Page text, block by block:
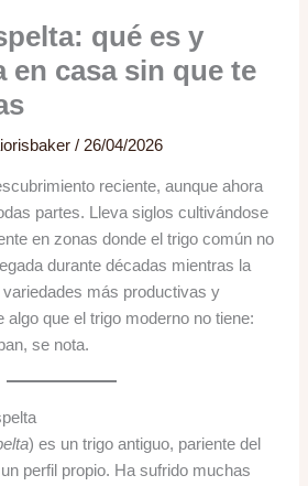
qué es y
en casa sin que te
/ 26/04/2026
reciente, aunque ahora
partes. Lleva siglos cultivándose
en zonas donde el trigo común no
durante décadas mientras la
más productivas y
algo que el trigo moderno no tiene:
se nota.
) es un trigo antiguo, pariente del
perfil propio. Ha sufrido muchas